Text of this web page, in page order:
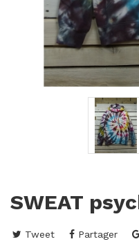
SWEAT
Tweet Partager